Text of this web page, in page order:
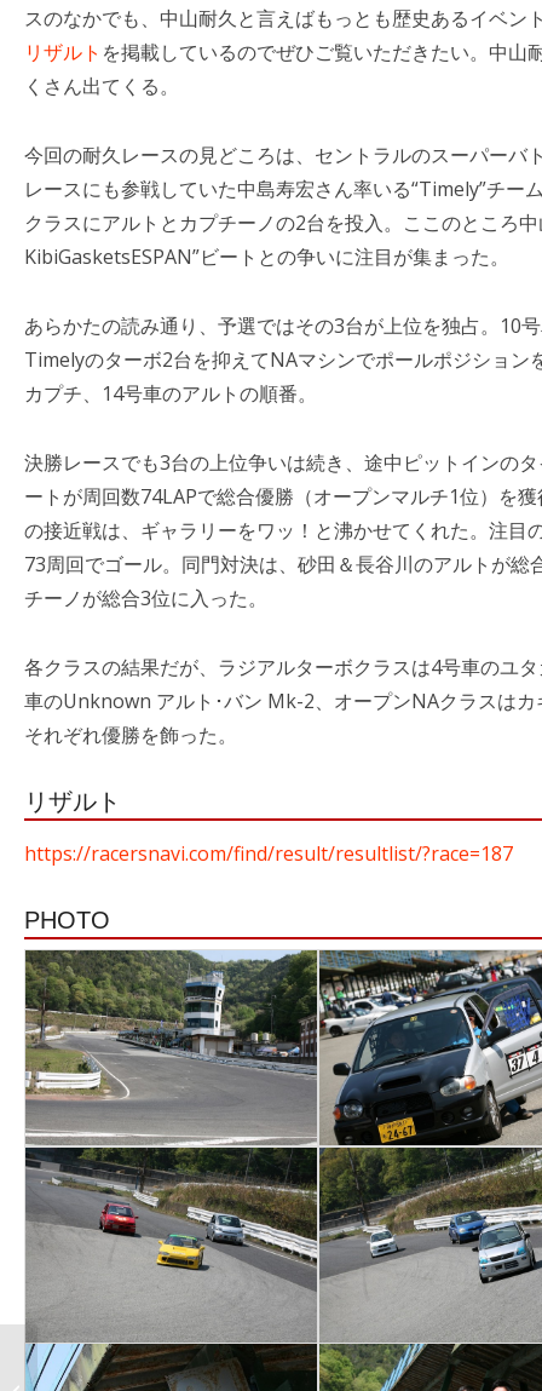
スのなかでも、中山耐久と言えばもっとも歴史あるイベン
リザルト を掲載しているのでぜひご覧いただきたい。中
くさん出てくる。
今回の耐久レースの見どころは、セントラルのスーパー
レースにも参戦していた中島寿宏さん率いる“Timely”チ
クラスにアルトとカプチーノの2台を投入。ここのところ
KibiGasketsESPAN”ビートとの争いに注目が集まった。
あらかたの読み通り、予選ではその3台が上位を独占。10
Timelyのターボ2台を抑えてNAマシンでポールポジショ
カプチ、14号車のアルトの順番。
決勝レースでも3台の上位争いは続き、途中ピットインの
ートが周回数74LAPで総合優勝（オープンマルチ1位）を
の接近戦は、ギャラリーをワッ！と沸かせてくれた。注
73周回でゴール。同門対決は、砂田＆長谷川のアルトが
チーノが総合3位に入った。
各クラスの結果だが、ラジアルターボクラスは4号車のユ
車のUnknown アルト･バン Mk-2、オープンNAクラスは
それぞれ優勝を飾った。
リザルト
https://racersnavi.com/find/result/resultlist/?race=187
PHOTO
SA高槻 K-CARフェスタ